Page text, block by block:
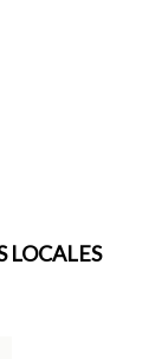
LOCALES